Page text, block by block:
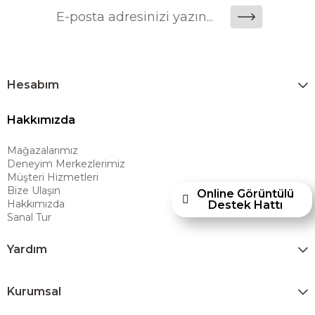
önemli bir değer yaratmaktadır. Ashley Furniture Homestore; Türkiye’de
üretilecek ürünleri global pazarlara ulaştırmayı, uluslararası deneyimini
taşıyan marka; rahat koltukları, masif ahşap mobilyaları ve
çözümler sunar. Teknoloji ve mağazacılığı bir araya getiren Ashley
alışveriş deneyimi sunmak ve bu konforu her eve taşımak amacıyla
Türkiye’de faaliyet göstermektedir."
Hesabım
Hakkımızda
Mağazalarımız
Deneyim Merkezlerimiz
Müşteri Hizmetleri
Bize Ulaşın
Hakkımızda
Sanal Tur
Yardım
Kurumsal
Online Görüntülü
Destek Hattı